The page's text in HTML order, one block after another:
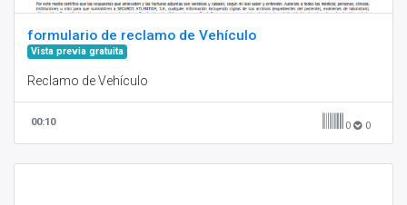
formulario de reclamo de Vehículo
Vista previa gratuita
Reclamo de Vehículo
00:10 0 0